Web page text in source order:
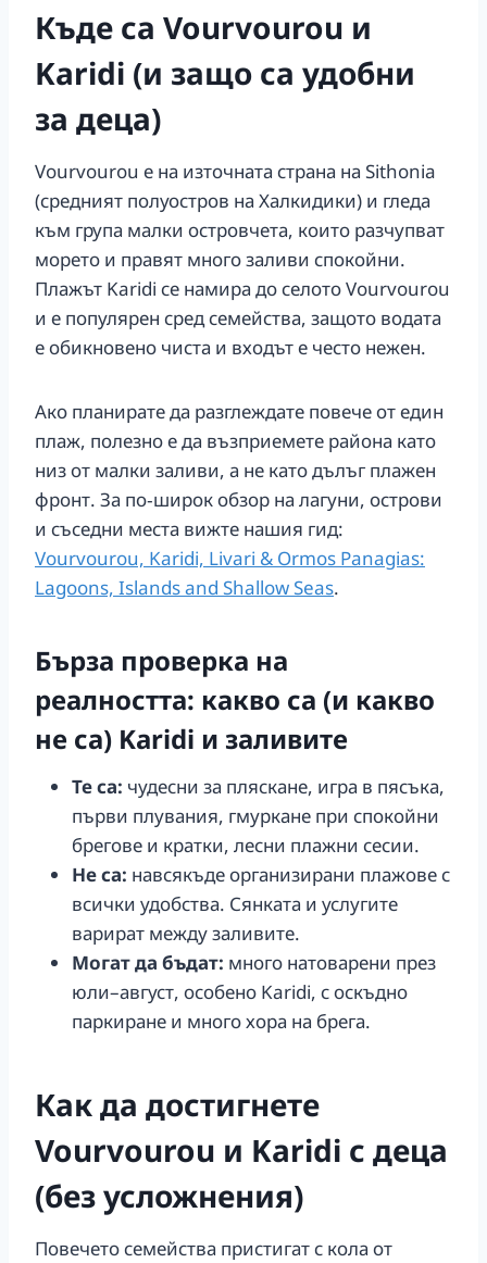
Къде са Vourvourou и
Karidi (и защо са удобни
за деца)
Vourvourou е на източната страна на Sithonia
(средният полуостров на Халкидики) и гледа
към група малки островчета, които разчупват
морето и правят много заливи спокойни.
Плажът Karidi се намира до селото Vourvourou
и е популярен сред семейства, защото водата
е обикновено чиста и входът е често нежен.
Ако планирате да разглеждате повече от един
плаж, полезно е да възприемете района като
низ от малки заливи, а не като дълъг плажен
фронт. За по‑широк обзор на лагуни, острови
и съседни места вижте нашия гид:
Vourvourou, Karidi, Livari & Ormos Panagias:
Lagoons, Islands and Shallow Seas.
Бърза проверка на
реалността: какво са (и какво
не са) Karidi и заливите
Те са: чудесни за пляскане, игра в пясъка,
първи плувания, гмуркане при спокойни
брегове и кратки, лесни плажни сесии.
Не са: навсякъде организирани плажове с
всички удобства. Сянката и услугите
варират между заливите.
Могат да бъдат: много натоварени през
юли–август, особено Karidi, с оскъдно
паркиране и много хора на брега.
Как да достигнете
Vourvourou и Karidi с деца
(без усложнения)
Повечето семейства пристигат с кола от